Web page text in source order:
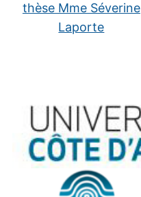
thèse Mme Séverine
Laporte